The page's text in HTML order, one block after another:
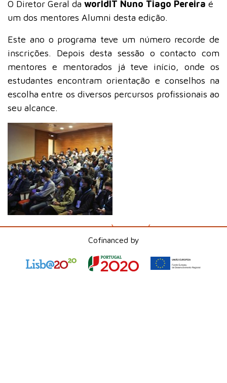
O Diretor Geral da worldIT Nuno Tiago Pereira é
um dos mentores Alumni desta edição.
Este ano o programa teve um número recorde de
inscrições. Depois desta sessão o contacto com
mentores e mentorados já teve início, onde os
estudantes encontram orientação e conselhos na
escolha entre os diversos percursos profissionais ao
seu alcance.
VOLTAR ÀS NOTÍCIAS
Cofinanced by
AVENIDA DA IGREJA,Nº42 - 7º ESQ, 1700-239
LISBOA